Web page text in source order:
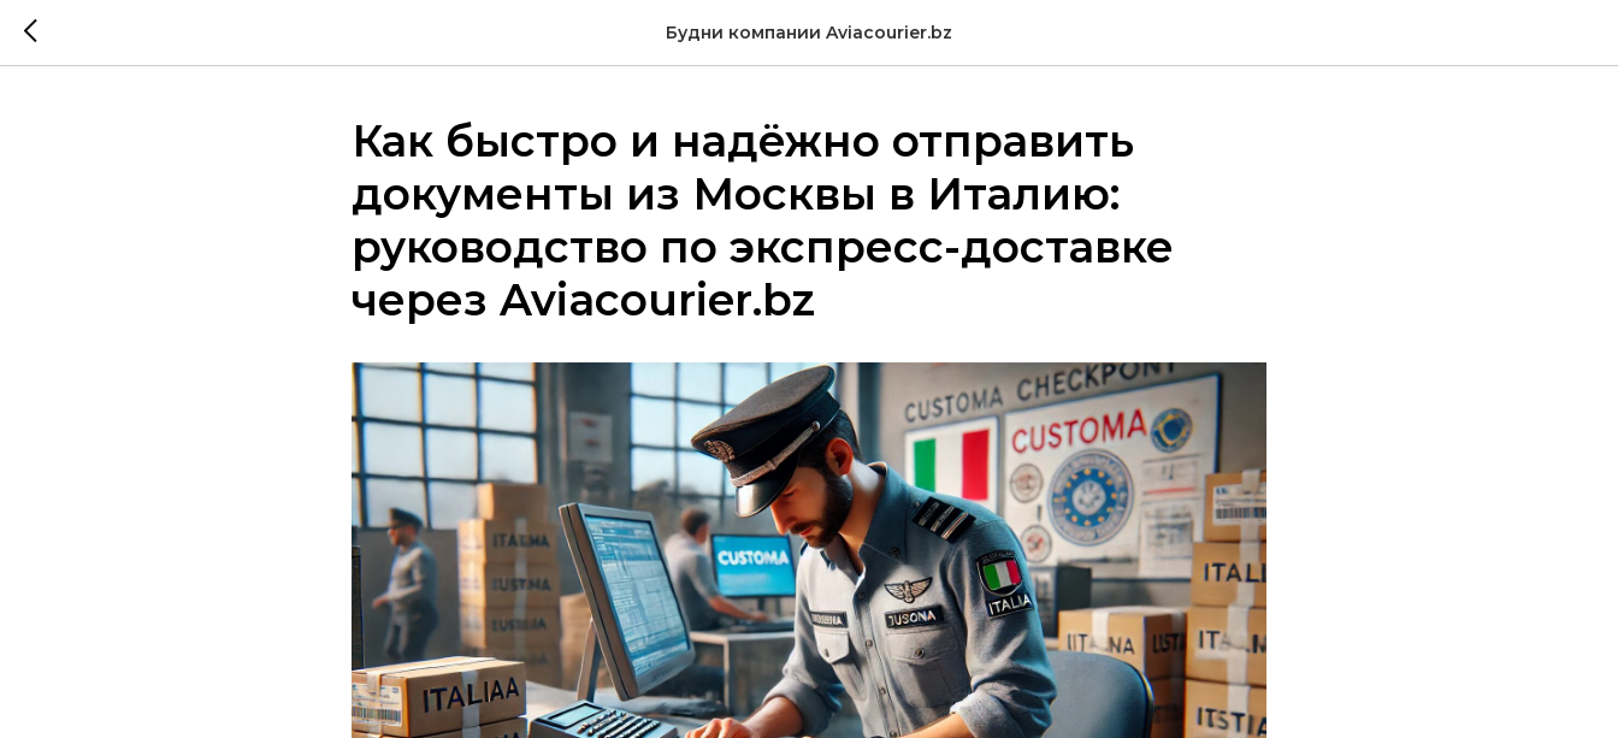
Будни компании Aviacourier.bz
Как быстро и надёжно отправить
документы из Москвы в Италию:
руководство по экспресс-доставке
через Aviacourier.bz